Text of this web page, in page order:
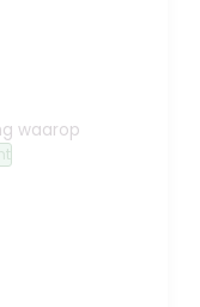
waarop